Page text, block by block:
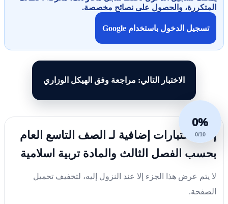
المتكررة، والحصول على نصائح مخصصة.
تسجيل الدخول باستخدام Google
الاختبار التالي: مراجعة وفق الهيكل الوزاري
0%
0/10
إليك اختبارات إضافية لـ الصف التاسع العام
بحسب الفصل الثالث والمادة تربية اسلامية
لا يتم عرض هذا الجزء إلا عند النزول إليه، لتخفيف تحميل
الصفحة.